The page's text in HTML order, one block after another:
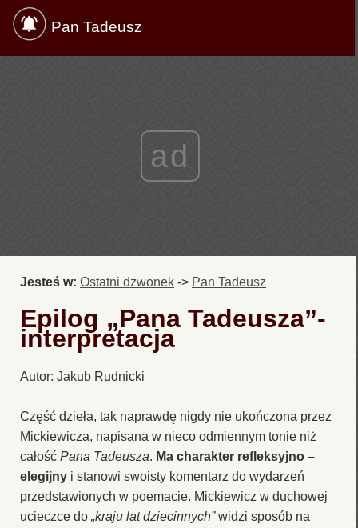
Pan Tadeusz
ad
Jesteś w: Ostatni dzwonek -> Pan Tadeusz
Epilog „Pana Tadeusza”-
interpretacja
Autor: Jakub Rudnicki
Część dzieła, tak naprawdę nigdy nie ukończona przez
Mickiewicza, napisana w nieco odmiennym tonie niż
całość Pana Tadeusza. Ma charakter refleksyjno –
elegijny i stanowi swoisty komentarz do wydarzeń
przedstawionych w poemacie. Mickiewicz w duchowej
ucieczce do „kraju lat dziecinnych”widzi sposób na